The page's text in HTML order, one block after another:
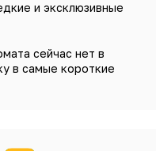
и эксклюзивные
сейчас нет в
в самые короткие